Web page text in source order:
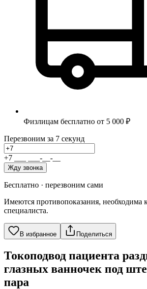
Физлицам бесплатно от 5 000 ₽
Перезвоним за 7 секунд
+7 - -
Жду звонка
Бесплатно · перезвоним сами
Имеются противопоказания, необходима
специалиста.
В избранное Поделиться
Токоподвод пациента
глазных ванночек под
пара